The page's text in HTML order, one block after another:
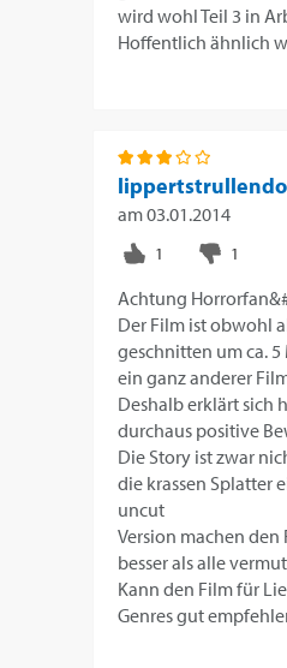
wird wohl Teil 3 in
Hoffentlich ähnlich
am03.01.2014
Achtung
Der Film ist obwohl
geschnitten um ca. 5
ein ganz anderer
Deshalb erklärt sich
durchaus positive
Die Story ist zwar
die krassen Splatter
uncut
Version machen
besser als alle
Kann den Film für
Genres gut